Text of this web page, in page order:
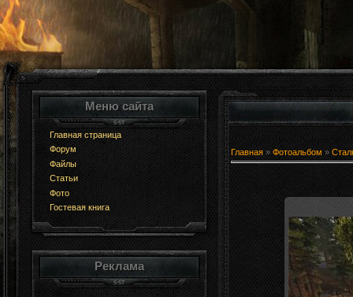
Меню сайта
Главная страница
Форум
Файлы
Статьи
Фото
Гостевая книга
Реклама
Главная » Фотоальбом »